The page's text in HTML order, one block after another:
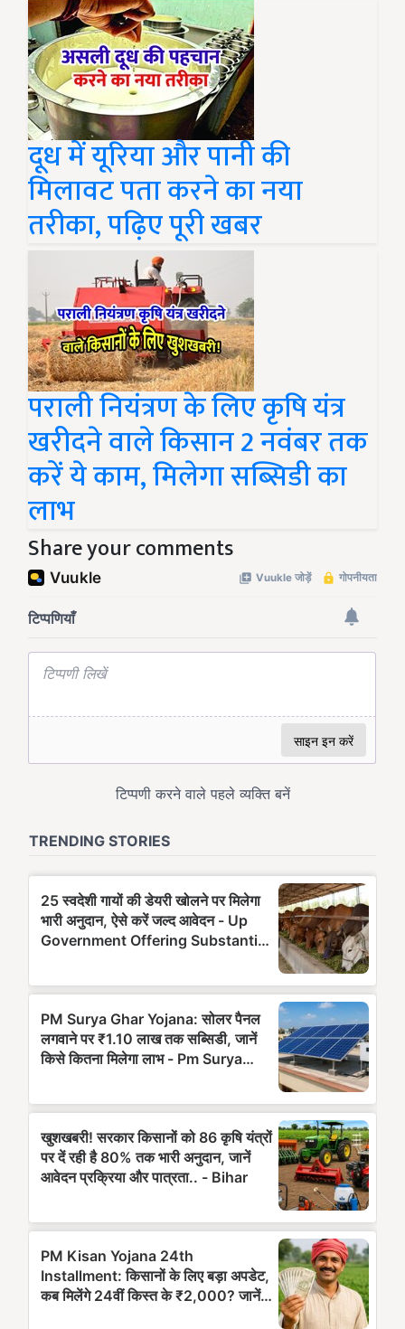
दूध में यूरिया और पानी की
मिलावट पता करने का नया
तरीका, पढ़िए पूरी खबर
पराली नियंत्रण के लिए कृषि यंत्र
खरीदने वाले किसान 2 नवंबर तक
करें ये काम, मिलेगा सब्सिडी का
लाभ
Share your comments